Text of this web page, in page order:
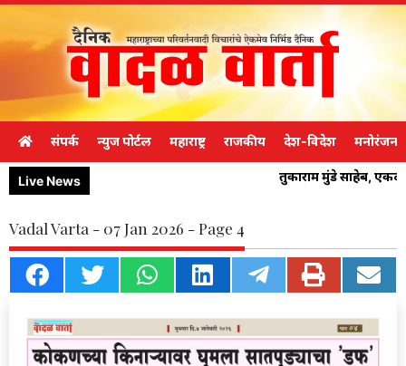
संपर्क न्युज पोर्टल महाराष्ट्र राजकीय देश-विदेश मनोरंजन
Live News तुकाराम मुंडे साहेब,
Vadal Varta - 07 Jan 2026 - Page 4